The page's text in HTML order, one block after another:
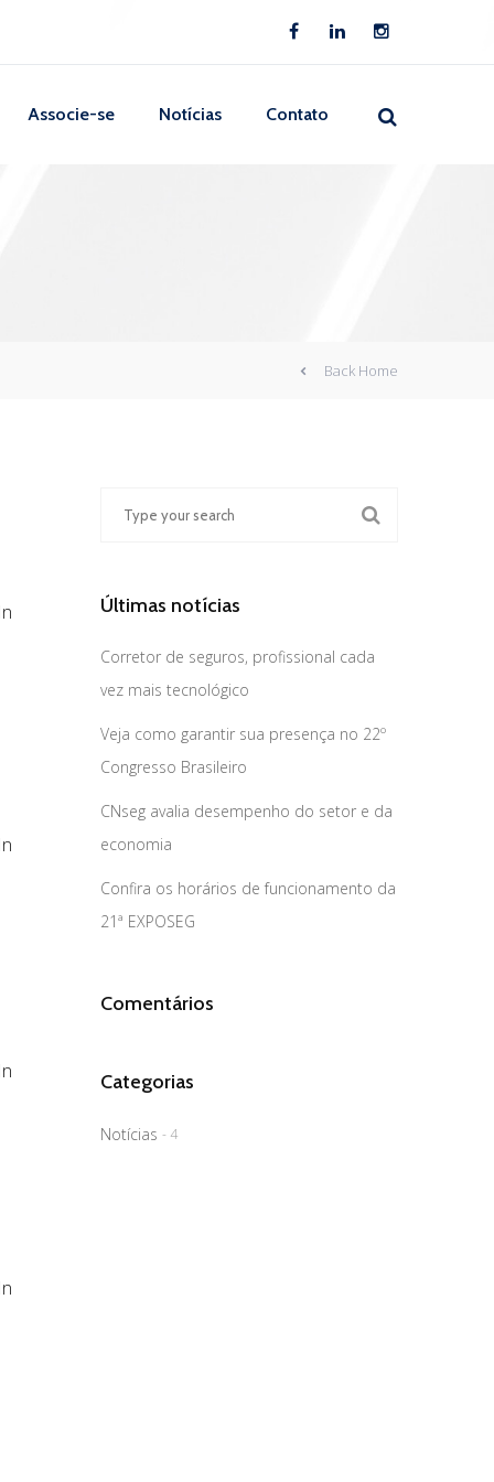
Associe-se Notícias Contato
Back Home
Últimas notícias
Corretor de seguros, profissional cada
vez mais tecnológico
Veja como garantir sua presença no 22º
Congresso Brasileiro
CNseg avalia desempenho do setor e da
economia
Confira os horários de funcionamento da
21ª EXPOSEG
Comentários
Categorias
Notícias - 4